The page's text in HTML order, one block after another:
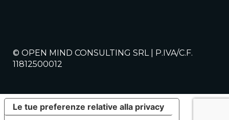
© OPEN MIND CONSULTING SRL | P.IVA/C.F.
11812500012
Le tue preferenze relative alla privacy